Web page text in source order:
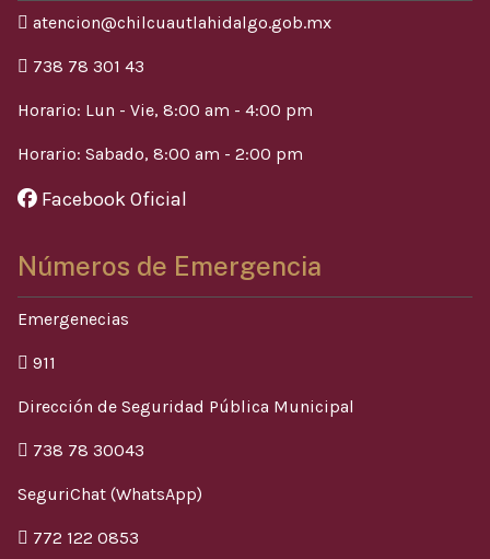
atencion@chilcuautlahidalgo.gob.mx
738 78 301 43
Horario: Lun - Vie, 8:00 am - 4:00 pm
Horario: Sabado, 8:00 am - 2:00 pm
Facebook Oficial
Números de Emergencia
Emergenecias
911
Dirección de Seguridad Pública Municipal
738 78 30043
SeguriChat (WhatsApp)
772 122 0853